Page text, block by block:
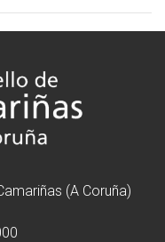
(A Coruña)